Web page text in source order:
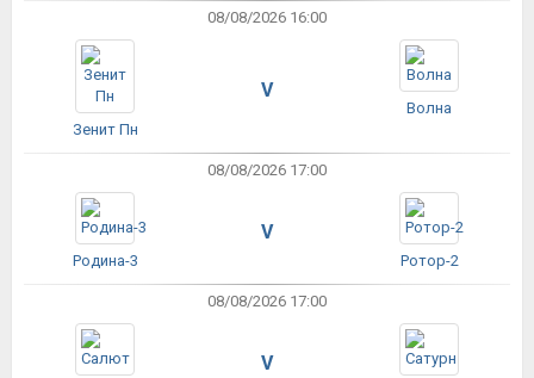
08/08/2026 16:00
Зенит Пн
V
Волна
08/08/2026 17:00
Родина-3
V
Ротор-2
08/08/2026 17:00
V